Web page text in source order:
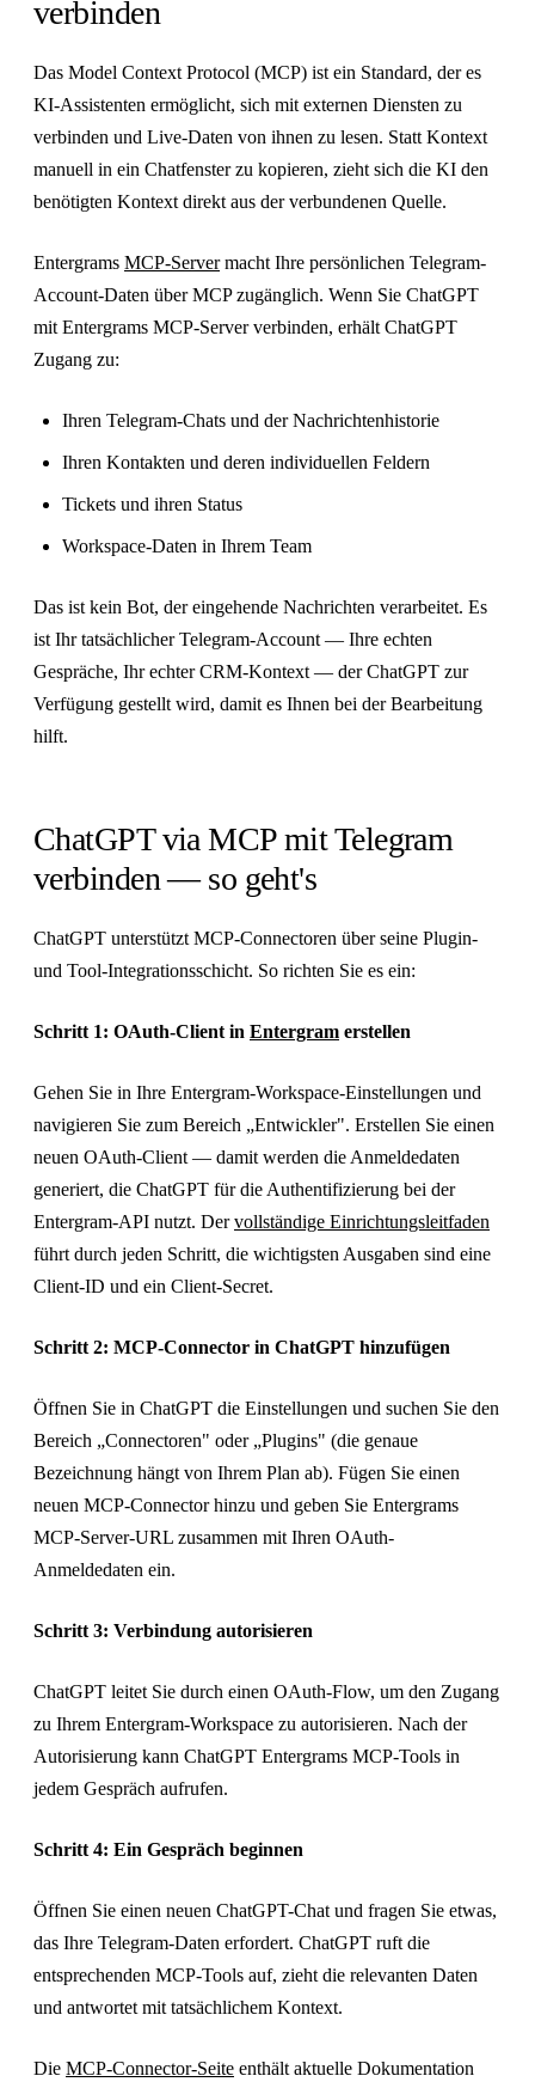
verbinden
Das Model Context Protocol (MCP) ist ein Standard, der es
KI-Assistenten ermöglicht, sich mit externen Diensten zu
verbinden und Live-Daten von ihnen zu lesen. Statt Kontext
manuell in ein Chatfenster zu kopieren, zieht sich die KI den
benötigten Kontext direkt aus der verbundenen Quelle.
Entergrams MCP-Servermacht Ihre persönlichen Telegram-
Account-Daten über MCP zugänglich. Wenn Sie ChatGPT
mit Entergrams MCP-Server verbinden, erhält ChatGPT
Zugang zu:
Ihren Telegram-Chats und der Nachrichtenhistorie
Ihren Kontakten und deren individuellen Feldern
Tickets und ihren Status
Workspace-Daten in Ihrem Team
Das ist kein Bot, der eingehende Nachrichten verarbeitet. Es
ist Ihr tatsächlicher Telegram-Account — Ihre echten
Gespräche, Ihr echter CRM-Kontext — der ChatGPT zur
Verfügung gestellt wird, damit es Ihnen bei der Bearbeitung
hilft.
ChatGPT via MCP mit Telegram
verbinden — so geht's
ChatGPT unterstützt MCP-Connectoren über seine Plugin-
und Tool-Integrationsschicht. So richten Sie es ein:
Schritt 1: OAuth-Client in Entergram erstellen
Gehen Sie in Ihre Entergram-Workspace-Einstellungen und
navigieren Sie zum Bereich „Entwickler". Erstellen Sie einen
neuen OAuth-Client — damit werden die Anmeldedaten
generiert, die ChatGPT für die Authentifizierung bei der
Entergram-API nutzt. Dervollständige Einrichtungsleitfaden
führt durch jeden Schritt, die wichtigsten Ausgaben sind eine
Client-ID und ein Client-Secret.
Schritt 2: MCP-Connector in ChatGPT hinzufügen
Öffnen Sie in ChatGPT die Einstellungen und suchen Sie den
Bereich „Connectoren" oder „Plugins" (die genaue
Bezeichnung hängt von Ihrem Plan ab). Fügen Sie einen
neuen MCP-Connector hinzu und geben Sie Entergrams
MCP-Server-URL zusammen mit Ihren OAuth-
Anmeldedaten ein.
Schritt 3: Verbindung autorisieren
ChatGPT leitet Sie durch einen OAuth-Flow, um den Zugang
zu Ihrem Entergram-Workspace zu autorisieren. Nach der
Autorisierung kann ChatGPT Entergrams MCP-Tools in
jedem Gespräch aufrufen.
Schritt 4: Ein Gespräch beginnen
Öffnen Sie einen neuen ChatGPT-Chat und fragen Sie etwas,
das Ihre Telegram-Daten erfordert. ChatGPT ruft die
entsprechenden MCP-Tools auf, zieht die relevanten Daten
und antwortet mit tatsächlichem Kontext.
Die MCP-Connector-Seite enthält aktuelle Dokumentation